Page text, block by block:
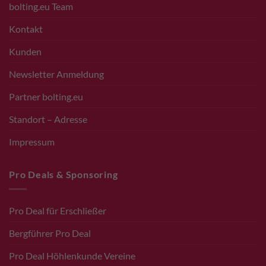
bolting.eu Team
Kontakt
Kunden
Newsletter Anmeldung
Partner bolting.eu
Standort – Adresse
Impressum
Pro Deals & Sponsoring
Pro Deal für Erschließer
Bergführer Pro Deal
Pro Deal Höhlenkunde Vereine